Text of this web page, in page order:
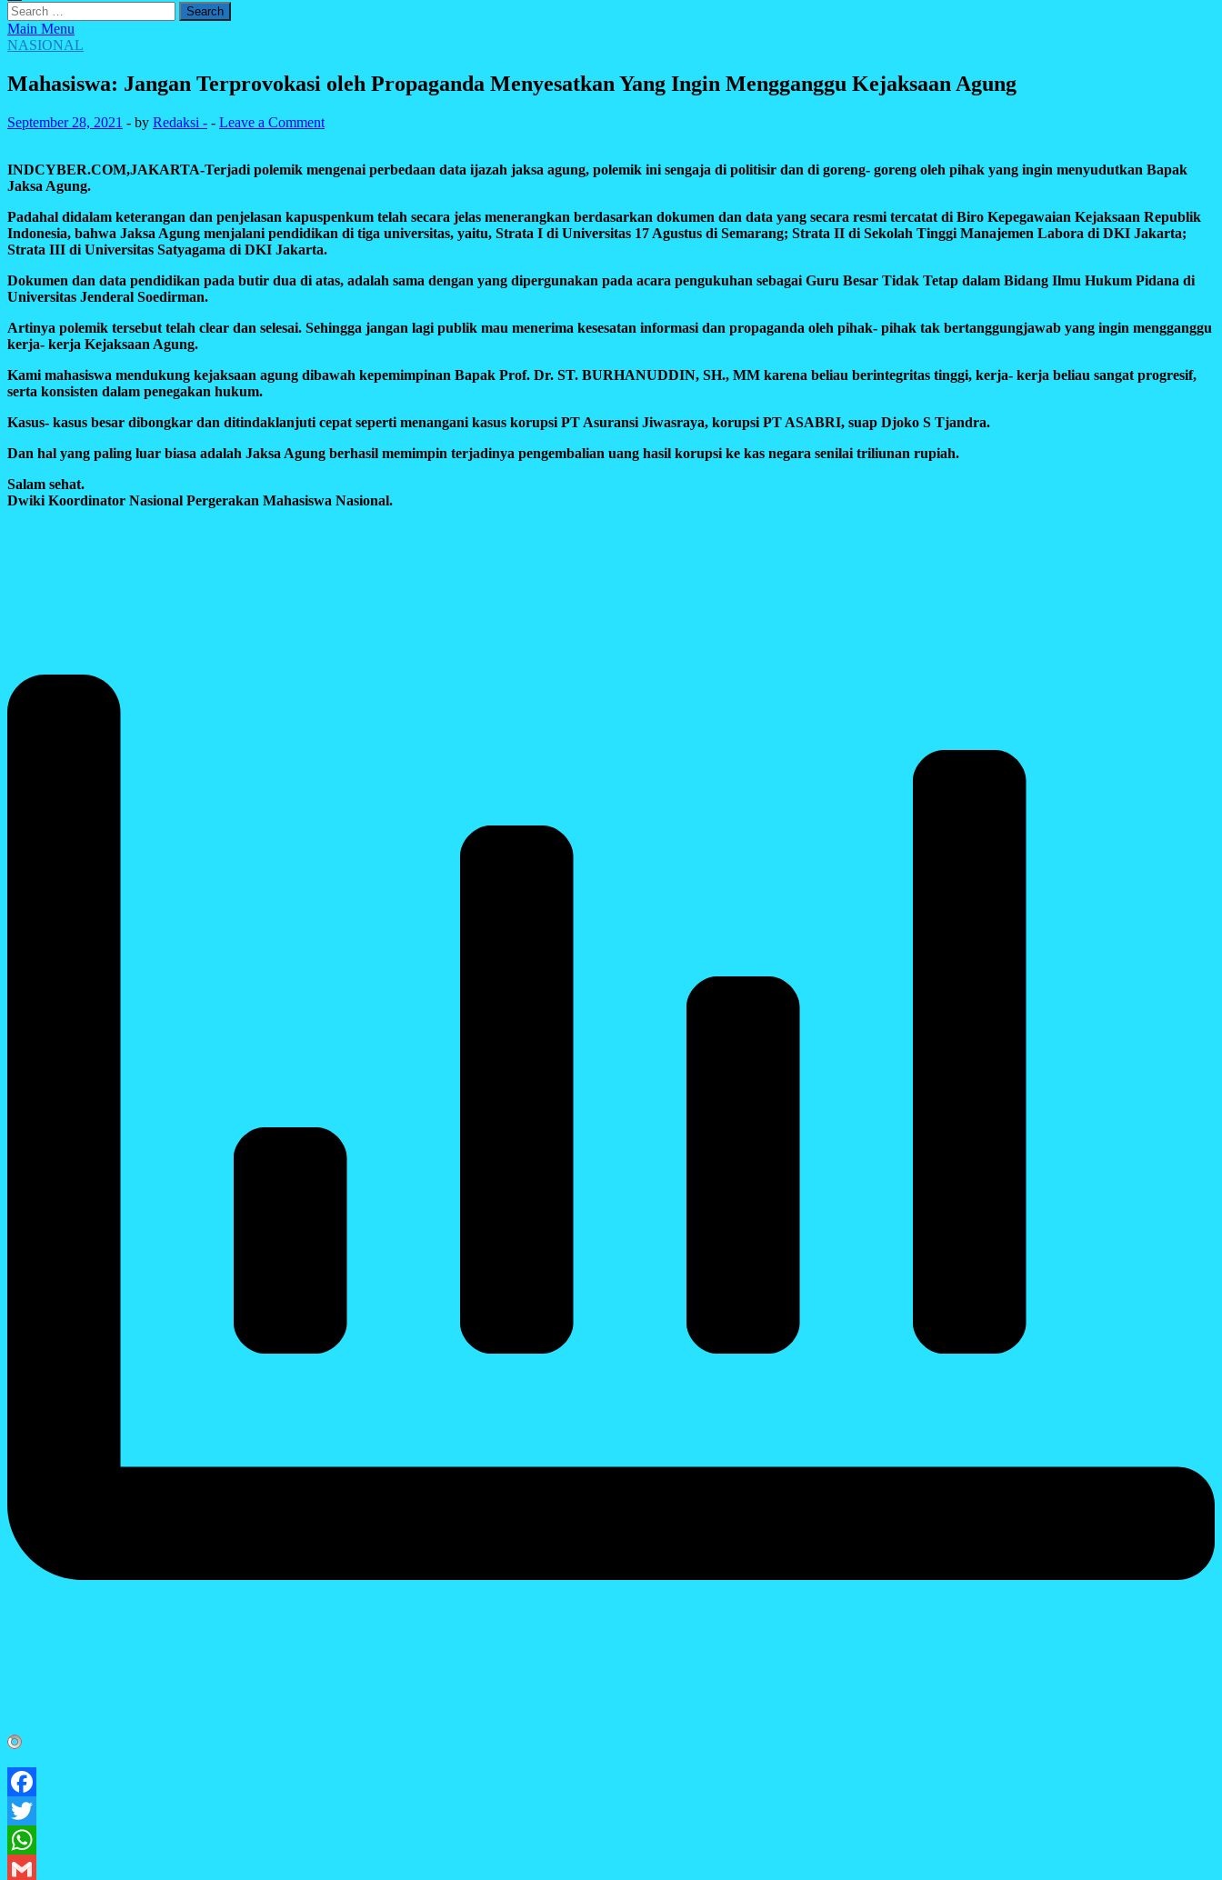
Search
for:
Main Menu
NASIONAL
Mahasiswa: Jangan Terprovokasi oleh Propaganda Menyesatkan Yang Ingin Mengganggu Kejaksaan Agung
September 28, 2021 - by Redaksi - - Leave a Comment
INDCYBER.COM,JAKARTA-Terjadi polemik mengenai perbedaan data ijazah jaksa agung, polemik ini sengaja di politisir dan di goreng- goreng oleh pihak yang ingin menyudutkan Bapak
Jaksa Agung.
Padahal didalam keterangan dan penjelasan kapuspenkum telah secara jelas menerangkan berdasarkan dokumen dan data yang secara resmi tercatat di Biro Kepegawaian Kejaksaan Republik
Indonesia, bahwa Jaksa Agung menjalani pendidikan di tiga universitas, yaitu, Strata I di Universitas 17 Agustus di Semarang; Strata II di Sekolah Tinggi Manajemen Labora di DKI Jakarta;
Strata III di Universitas Satyagama di DKI Jakarta.
Dokumen dan data pendidikan pada butir dua di atas, adalah sama dengan yang dipergunakan pada acara pengukuhan sebagai Guru Besar Tidak Tetap dalam Bidang Ilmu Hukum Pidana di
Universitas Jenderal Soedirman.
Artinya polemik tersebut telah clear dan selesai. Sehingga jangan lagi publik mau menerima kesesatan informasi dan propaganda oleh pihak- pihak tak bertanggungjawab yang ingin mengganggu
kerja- kerja Kejaksaan Agung.
Kami mahasiswa mendukung kejaksaan agung dibawah kepemimpinan Bapak Prof. Dr. ST. BURHANUDDIN, SH., MM karena beliau berintegritas tinggi, kerja- kerja beliau sangat progresif,
serta konsisten dalam penegakan hukum.
Kasus- kasus besar dibongkar dan ditindaklanjuti cepat seperti menangani kasus korupsi PT Asuransi Jiwasraya, korupsi PT ASABRI, suap Djoko S Tjandra.
Dan hal yang paling luar biasa adalah Jaksa Agung berhasil memimpin terjadinya pengembalian uang hasil korupsi ke kas negara senilai triliunan rupiah.
Salam sehat.
Dwiki Koordinator Nasional Pergerakan Mahasiswa Nasional.
Facebook
Twitter
WhatsApp